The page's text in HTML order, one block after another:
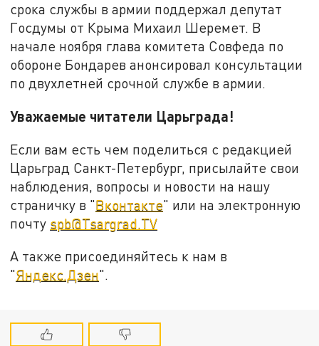
срока службы в армии поддержал депутат
Госдумы от Крыма Михаил Шеремет. В
начале ноября глава комитета Совфеда по
обороне Бондарев анонсировал консультации
по двухлетней срочной службе в армии.
Уважаемые читатели Царьграда!
Если вам есть чем поделиться с редакцией
Царьград Санкт-Петербург, присылайте свои
наблюдения, вопросы и новости на нашу
страничку в "Вконтакте" или на электронную
почту spb@Tsargrad.TV
А также присоединяйтесь к нам в
"Яндекс.Дзен".